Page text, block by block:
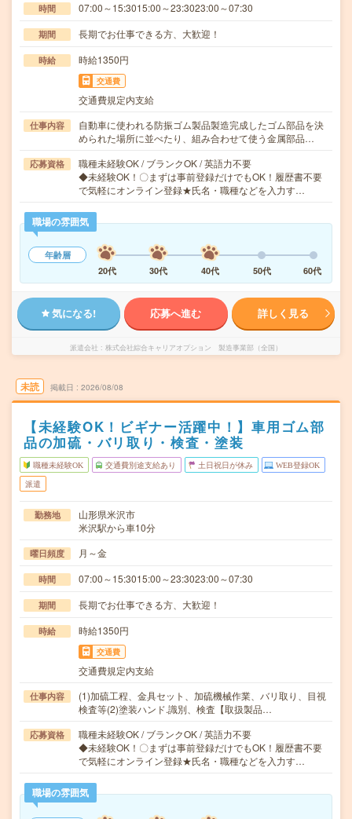
時間 07:00～15:3015:00～23:3023:00～07:30
期間 長期でお仕事できる方、大歓迎！
時給 時給1350円
交通費
交通費規定内支給
仕事内容
自動車に使われる防振ゴム製品製造完成したゴム部品を決
められた場所に並べたり、組み合わせて使う金属部品…
応募資格
職種未経験OK / ブランクOK / 英語力不要
◆未経験OK！〇まずは事前登録だけでもOK！履歴書不要
で気軽にオンライン登録★氏名・職種などを入力す…
職場の雰囲気
年齢層
20代
30代 40代 50代 60代
気になる! 応募へ進む 詳しく見る
派遣会社 株式会社綜合キャリアオプション 製造事業部（全国）
未読 掲載日 2026/08/08
【未経験OK！ビギナー活躍中！】車用ゴム部
品の加硫・バリ取り・検査・塗装
職種未経験OK 交通費別途支給あり 土日祝日が休み WEB登録OK
派遣
勤務地
山形県米沢市
米沢駅から車10分
曜日頻度 月～金
時間 07:00～15:3015:00～23:3023:00～07:30
期間 長期でお仕事できる方、大歓迎！
時給 時給1350円
交通費
交通費規定内支給
仕事内容
(1)加硫工程、金具セット、加硫機械作業、バリ取り、目視
検査等(2)塗装ハンド.識別、検査【取扱製品…
応募資格
職種未経験OK / ブランクOK / 英語力不要
◆未経験OK！〇まずは事前登録だけでもOK！履歴書不要
で気軽にオンライン登録★氏名・職種などを入力す…
職場の雰囲気